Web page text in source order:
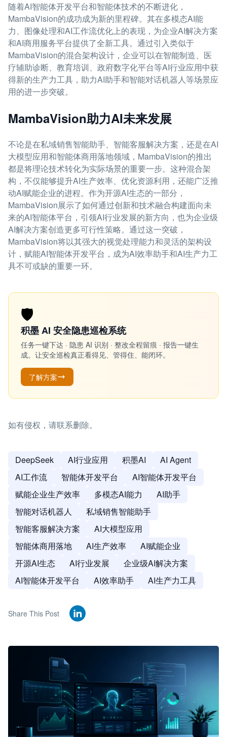
随着AI智能体开发平台和智能体技术的不断进化，
MambaVision的成功成为新的里程碑。其在多模态AI能
力、图像处理和AI工作流优化上的表现，为企业AI解决方案
和AI商用服务平台提供了全新工具。通过引入类似于
MambaVision的混合架构设计，企业可以在智能制造、医
疗辅助诊断、教育培训、政府数字化平台等AI行业应用中获
得新的生产力工具，助力AI助手和智能对话机器人等场景应
用的进一步突破。
MambaVision助力AI未来发展
不论是在私域销售智能助手、智能客服解决方案，还是在AI
大模型应用和智能体商用落地领域，MambaVision的推出
都是将理论技术转化为实际场景的重要一步。这种混合架
构，不仅能够提升AI生产效率、优化资源利用，还能广泛推
动AI赋能企业的进程。作为开源AI生态的一部分，
MambaVision展示了如何通过创新和技术融合构建面向未
来的AI智能体平台，引领AI行业发展的新方向，也为企业级
AI解决方案创造更多可行性策略。通过这一突破，
MambaVision将以其强大的视觉处理能力和灵活的架构设
计，赋能AI智能体开发平台，成为AI效率助手和AI生产力工
具不可或缺的重要一环。
🛡️
积墨 AI 安全隐患巡检系统
任务一键下达 · 隐患 AI 识别 · 整改全程留痕 · 报告一键生
成。让安全巡检真正看得见、管得住、能闭环。
了解方案
如有侵权，请联系删除。
DeepSeek AI行业应用 积墨AI
AI Agent
AI工作流
智能体开发平台
AI智能体开发平台
赋能企业生产效率
多模态AI能力
AI助手
智能对话机器人
私域销售智能助手
智能客服解决方案
AI大模型应用
智能体商用落地
AI生产效率
AI赋能企业
开源AI生态
AI行业发展
企业级AI解决方案
AI智能体开发平台
AI效率助手 AI生产力工具
Share This Post